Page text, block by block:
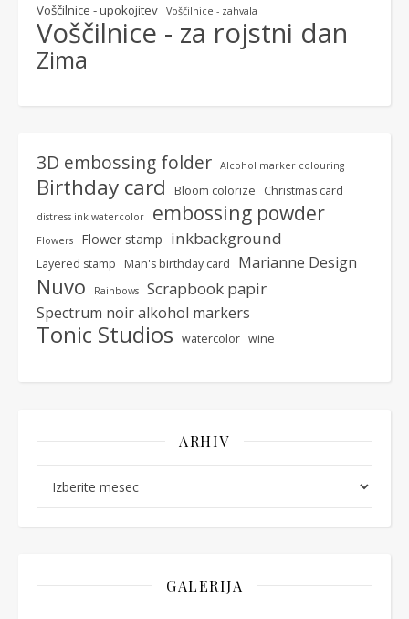
Voščilnice - upokojitev Voščilnice - zahvala
Voščilnice - za rojstni dan
Zima
3D embossing folder Alcohol marker colouring
Birthday card Bloom colorize Christmas card
distress ink watercolor embossing powder
Flowers Flower stamp inkbackground
Layered stamp Man's birthday card Marianne Design
Nuvo Rainbows Scrapbook papir
Spectrum noir alkohol markers
Tonic Studios watercolor wine
ARHIV
GALERIJA